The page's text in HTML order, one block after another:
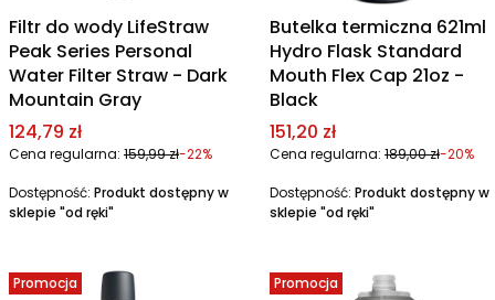
Filtr do wody LifeStraw
Peak Series Personal
Water Filter Straw - Dark
Mountain Gray
Cena promocyjna
124,79 zł
Cena regularna: 159,99 zł-22%
Dostępność: Produkt dostępny w
sklepie "od ręki"
Butelka termiczna 621ml
Hydro Flask Standard
Mouth Flex Cap 21oz -
Black
Cena promocyjna
151,20 zł
Cena regularna: 189,00 zł-20%
Dostępność: Produkt dostępny w
sklepie "od ręki"
Promocja Promocja